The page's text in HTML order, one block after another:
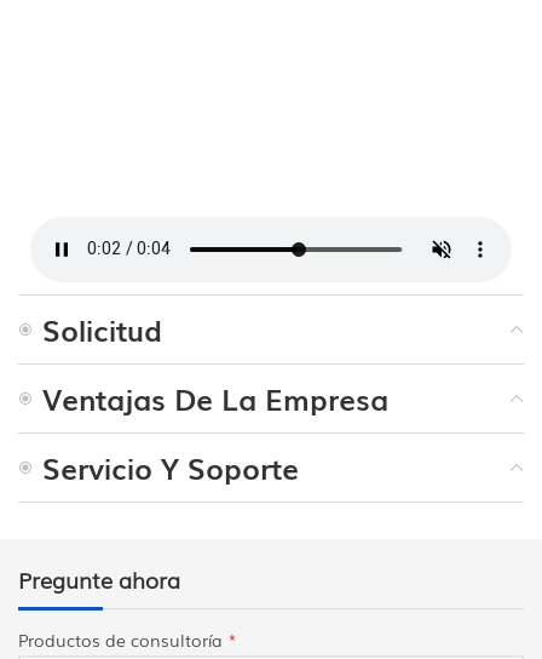
Solicitud
Ventajas De La Empresa
Servicio Y Soporte
Pregunte ahora
Productos de consultoría *